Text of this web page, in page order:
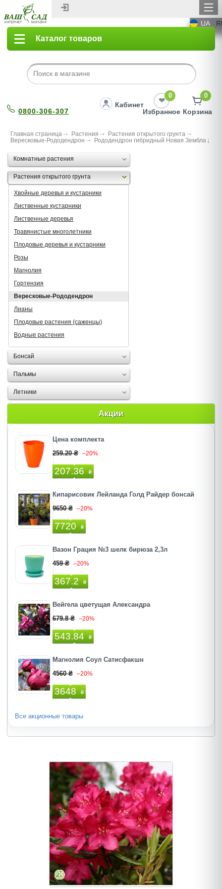
UA
Каталог товаров
0800-306-307
Кабинет
0
Избранное
0
Корзина
Главная страница Растения
Растения открытого грунта
Вересковые-Рододендрон
Рододендрон гибридный Новая Зембла
Комнатные растения
Растения открытого грунта
Хвойные деревья и кустарники
Лиственные кустарники
Лиственные деревья
Травянистые многолетники
Плодовые деревья и кустарники
Розы
Магнолия
Гортензия
Вересковые-Рододендрон
Лианы
Плодовые растения (саженцы)
Водные растения
Бонсай
Пальмы
Летники
Акции
Цена комплекта
259.20 ₴ –20%
207.36 ₴
Кипарисовик Лейланда Голд Райдер бонсай
9650 ₴ –20%
7720 ₴
Вазон Грация №3 шелк бирюза 2,3л
459 ₴ –20%
367.2 ₴
Вейгела цветущая Александра
679.8 ₴ –20%
543.84 ₴
Магнолия Соул Сатисфакшн
4560 ₴ –20%
3648 ₴
Все акционные товары